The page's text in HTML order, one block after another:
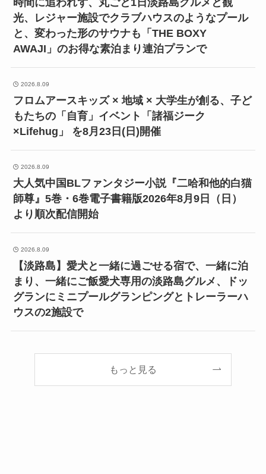
時間に追われず、丸ごと1日淡路島グルメと観
光、レジャー施設でクラブハウスのようなプール
と、変わった形のサウナも「THE BOXY
AWAJI」のお得な素泊まり連泊プランで
2026.8.09
フロムアースキッズ × 地域 × 大学生が創る、子ど
もたちの「自育」イベント「諸福ジーク
×Lifehug」 を8月23日(日)開催
2026.8.09
大人気中国BLファンタジー小説『二哈和他的白猫
師尊』5巻・6巻電子書籍版2026年8月9日（日）
より順次配信開始
2026.8.09
【淡路島】愛犬と一緒に過ごせる宿で、一緒に泊
まり、一緒にご飯愛犬専用の淡路島グルメ、ドッ
グランにミニプールグランピングとトレーラーハ
ウスの2施設で
もっと見る